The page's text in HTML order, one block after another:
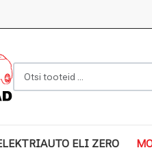
Otsi tooteid ...
ELI ZERO